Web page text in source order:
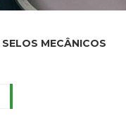
SELOS MECÂNICOS